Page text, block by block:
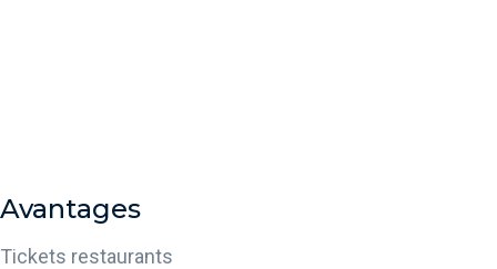
Avantages
Tickets restaurants